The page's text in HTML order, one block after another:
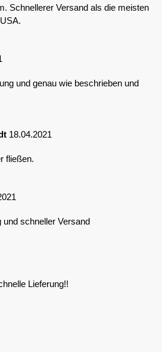
Schnellerer Versand als die meisten
und genau wie beschrieben und
18.04.2021
fließen.
und schneller Versand
Lieferung!!